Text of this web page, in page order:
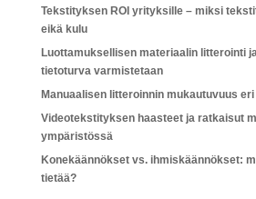
Tekstityksen ROI yrityksille – miksi
eikä kulu
Luottamuksellisen materiaalin litterointi
tietoturva varmistetaan
Manuaalisen litteroinnin mukautuvuus
Videotekstityksen haasteet ja ratkaisut
ympäristössä
Konekäännökset vs. ihmiskäännökset:
tietää?